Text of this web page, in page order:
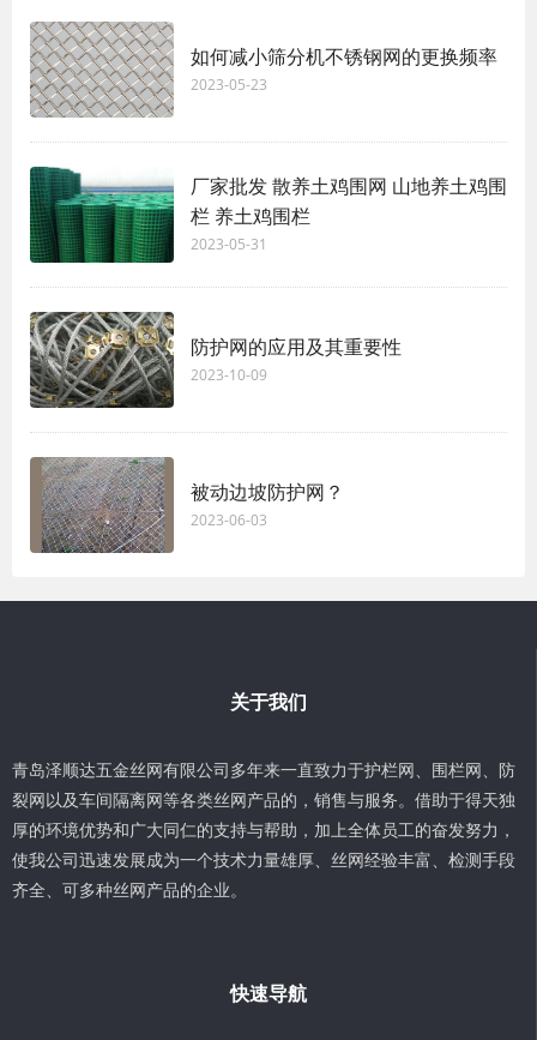
如何减小筛分机不锈钢网的更换频率
2023-05-23
厂家批发 散养土鸡围网 山地养土鸡围
栏 养土鸡围栏
2023-05-31
防护网的应用及其重要性
2023-10-09
被动边坡防护网？
2023-06-03
关于我们
青岛泽顺达五金丝网有限公司多年来一直致力于护栏网、围栏网、防
裂网以及车间隔离网等各类丝网产品的，销售与服务。借助于得天独
厚的环境优势和广大同仁的支持与帮助，加上全体员工的奋发努力，
使我公司迅速发展成为一个技术力量雄厚、丝网经验丰富、检测手段
齐全、可多种丝网产品的企业。
快速导航